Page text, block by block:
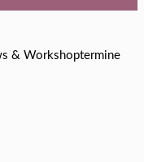
& Workshoptermine